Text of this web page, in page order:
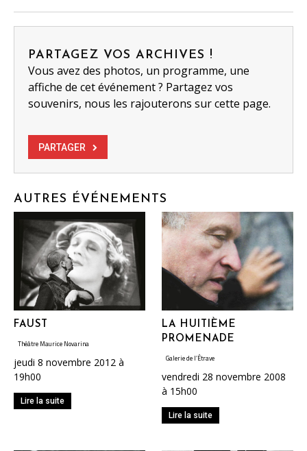
PARTAGEZ VOS ARCHIVES !
Vous avez des photos, un programme, une
affiche de cet événement ? Partagez vos
souvenirs, nous les rajouterons sur cette page.
PARTAGER
AUTRES ÉVÉNEMENTS
FAUST
Théâtre Maurice Novarina
jeudi 8 novembre 2012 à
19h00
Lire la suite
LA HUITIÈME
PROMENADE
Galerie de l’Étrave
vendredi 28 novembre 2008
à 15h00
Lire la suite